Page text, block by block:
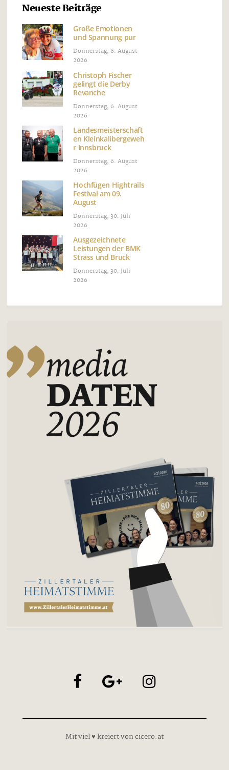
Neueste Beiträge
Große Emotionen
und Spannung pur
Donnerstag, 6. August
2026
Christoph Fischer
gelingt die Derby
Revanche
Donnerstag, 6. August
2026
Landesmeisterschaft
en Kleinkalibergeweh
r Innsbruck
Donnerstag, 6. August
2026
Hochfügen Hightrails
Festival am 09.
August
Donnerstag, 30. Juli
2026
Ausgezeichnete
Leistungen der BMK
Strass und Bruck
Donnerstag, 30. Juli
2026
Mit viel ♥ kreiert von cicero.at